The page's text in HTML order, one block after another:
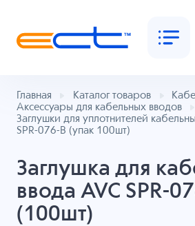
Главная Каталог товаров
Аксессуары для кабельных вводов
Заглушки для уплотнителей
SPR-076-B (упак 100шт)
Заглушка для
ввода AVC SPR-
(100шт)